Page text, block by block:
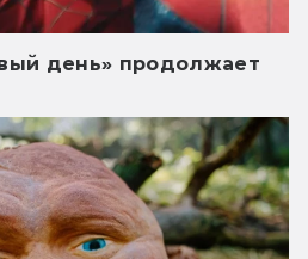
день» продолжает